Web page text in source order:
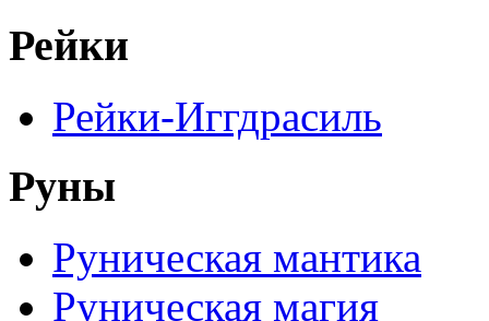
Рейки
Рейки-Иггдрасиль
Руны
Руническая мантика
Руническая магия